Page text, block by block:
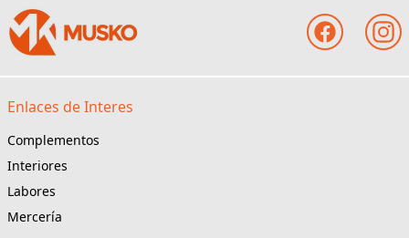
Enlaces de Interes
Complementos
Interiores
Labores
Mercería